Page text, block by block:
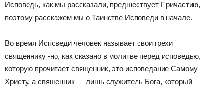
Исповедь, как мы рассказали, предшествует Причастию,
поэтому расскажем мы о Таинстве Исповеди в начале.
Во время Исповеди человек называет свои грехи
священнику -но, как сказано в молитве перед исповедью,
которую прочитает священник, это исповедание Самому
Христу, а священник — лишь служитель Бога, который